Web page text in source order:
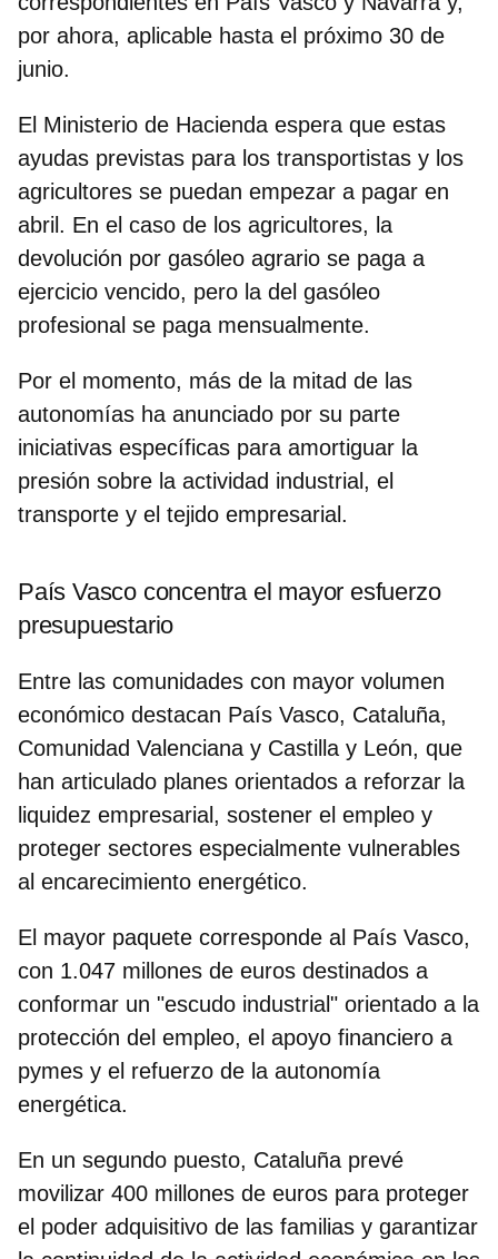
por ahora, aplicable hasta el próximo 30 de
junio.
El Ministerio de Hacienda espera que estas
ayudas previstas para los transportistas y los
agricultores se puedan empezar a pagar en
abril. En el caso de los agricultores, la
devolución por gasóleo agrario se paga a
ejercicio vencido, pero la del gasóleo
profesional se paga mensualmente.
Por el momento, más de la mitad de las
autonomías ha anunciado por su parte
iniciativas específicas para amortiguar la
presión sobre la actividad industrial, el
transporte y el tejido empresarial.
País Vasco concentra el mayor esfuerzo
presupuestario
Entre las comunidades con mayor volumen
económico destacan País Vasco, Cataluña,
Comunidad Valenciana y Castilla y León, que
han articulado planes orientados a reforzar la
liquidez empresarial, sostener el empleo y
proteger sectores especialmente vulnerables
al encarecimiento energético.
El mayor paquete corresponde al País Vasco,
con 1.047 millones de euros destinados a
conformar un "escudo industrial" orientado a la
protección del empleo, el apoyo financiero a
pymes y el refuerzo de la autonomía
energética.
En un segundo puesto, Cataluña prevé
movilizar 400 millones de euros para proteger
el poder adquisitivo de las familias y garantizar